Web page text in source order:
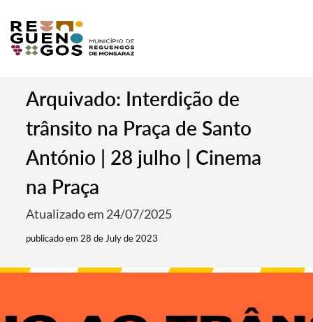
Arquivado: Interdição de
trânsito na Praça de Santo
António | 28 julho | Cinema
na Praça
Atualizado em 24/07/2025
publicado em 28 de July de 2023